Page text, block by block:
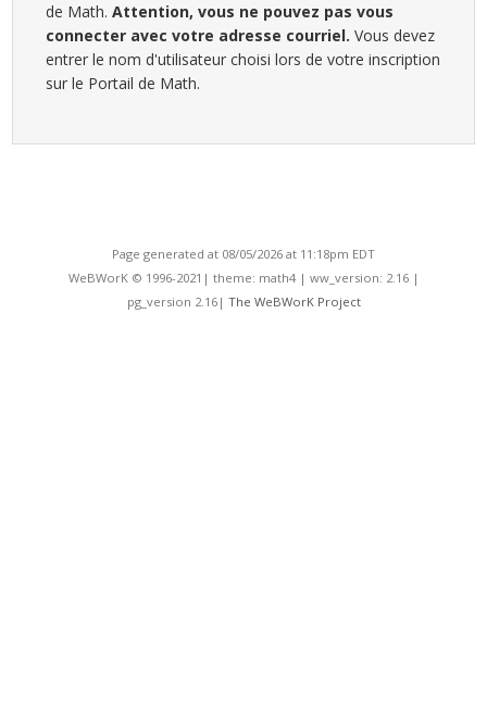
de Math.Attention, vous ne pouvez pas vous
connecter avec votre adresse courriel. Vous devez
entrer le nom d'utilisateur choisi lors de votre inscription
sur le Portail de Math.
Page generated at 08/05/2026 at 11:18pm EDT
WeBWorK © 1996-2021| theme: math4 | ww_version: 2.16 |
pg_version 2.16| The WeBWorK Project